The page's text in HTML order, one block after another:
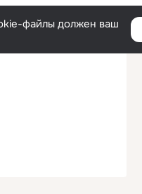
файлы должен ваш